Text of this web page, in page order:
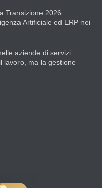
Transizione 2026:
Artificiale ed ERP nei
aziende di servizi:
lavoro, ma la gestione